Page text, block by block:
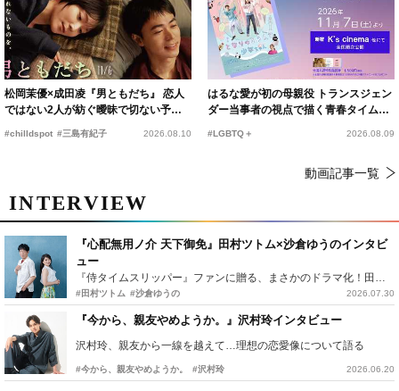
松岡茉優×成田凌『男ともだち』 恋人
ではない2人が紡ぐ曖昧で切ない予告
#chilldspot #三島有紀子 2026.08.10
はるな愛が初の母親役 トランスジェン
ダー当事者の視点で描く青春タイムス
#LGBTQ＋ 2026.08.09
動画記事一覧
INTERVIEW
『心配無用ノ介 天下御免』田村ツトム×沙倉ゆうのインタビ
ュー
『侍タイムスリッパー』ファンに贈る、まさかのドラマ化！田村ツトム×沙倉ゆうのが語る『心配無用ノ介』撮影秘話
#田村ツトム #沙倉ゆうの 2026.07.30
『今から、親友やめようか。』沢村玲インタビュー
沢村玲、親友から一線を越えて…理想の恋愛像について語る
#今から、親友やめようか。 #沢村玲 2026.06.20